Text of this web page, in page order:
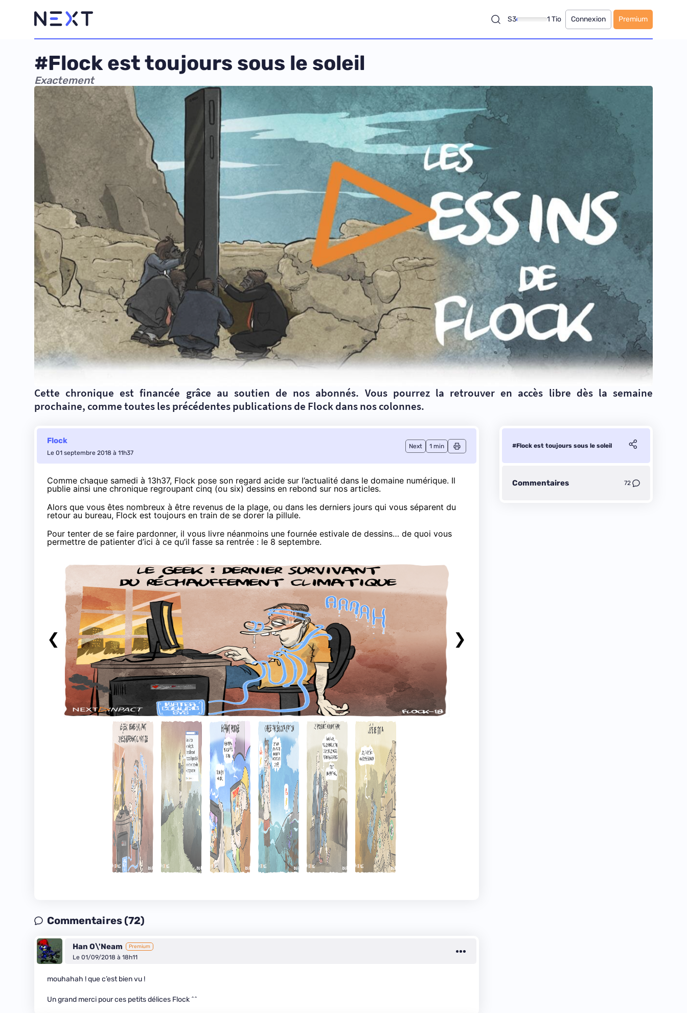
S3 1 Tio Connexion Premium
#Flock est toujours sous le soleil
Exactement
Cette chronique est financée grâce au soutien de nos abonnés. Vous pourrez la retrouver en accès libre dès la semaine
prochaine, commetoutes les précédentes publications de Flockdans nos colonnes.
Flock
Le 01 septembre 2018 à 11h37
Next 1 min
Comme chaque samedi à 13h37, Flock pose son regard acide sur l’actualité dans le domaine numérique. Il
publie ainsi une chronique regroupant cinq (ou six) dessins en rebond sur nos articles.
Alors que vous êtes nombreux à être revenus de la plage, ou dans les derniers jours qui vous séparent du
retour au bureau, Flock est toujours en train de se dorer la pillule.
Pour tenter de se faire pardonner, il vous livre néanmoins une fournée estivale de dessins… de quoi vous
permettre de patienter d’ici à ce qu’il fasse sa rentrée : le 8 septembre.
❮ ❯
Commentaires (72)
Han O\'Neam Premium
Le 01/09/2018 à 18h11
mouhahah ! que c’est bien vu !
Un grand merci pour ces petits délices Flock ^^
#Flock est toujours sous le soleil
Commentaires 72